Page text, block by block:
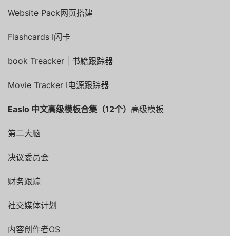
Website Pack网页搭建
Flashcards I闪卡
book Treacker | 书籍跟踪器
Movie Tracker I电源跟踪器
Easlo 中文高级模板合集（12个） 高级模板
第二大脑
决议委员会
财务跟踪
社交媒体计划
内容创作者OS